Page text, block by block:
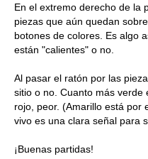
En el extremo derecho de la
piezas que aún quedan
botones de colores. Es algo
están "calientes" o no.
Al pasar el ratón por las
sitio o no. Cuanto más verde
rojo, peor. (Amarillo está por
vivo es una clara señal para
¡Buenas partidas!